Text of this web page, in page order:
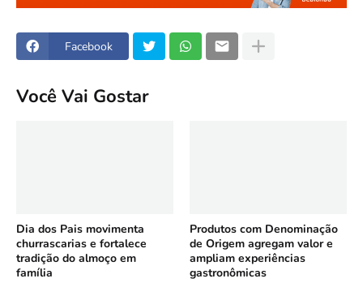
Facebook
Você Vai Gostar
Dia dos Pais movimenta
churrascarias e fortalece
tradição do almoço em
família
Produtos com Denominação
de Origem agregam valor e
ampliam experiências
gastronômicas